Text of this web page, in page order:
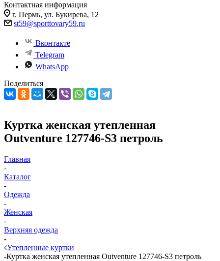
Контактная информация
г. Пермь, ул. Букирева, 12
st59@sporttovary59.ru
Вконтакте
Telegram
WhatsApp
Поделиться
Куртка женская утепленная
Outventure 127746-S3 петроль
Главная
-
Каталог
-
Одежда
-
Женская
-
Верхняя одежда
-
Утепленные куртки
-Куртка женская утепленная Outventure 127746-S3 петроль